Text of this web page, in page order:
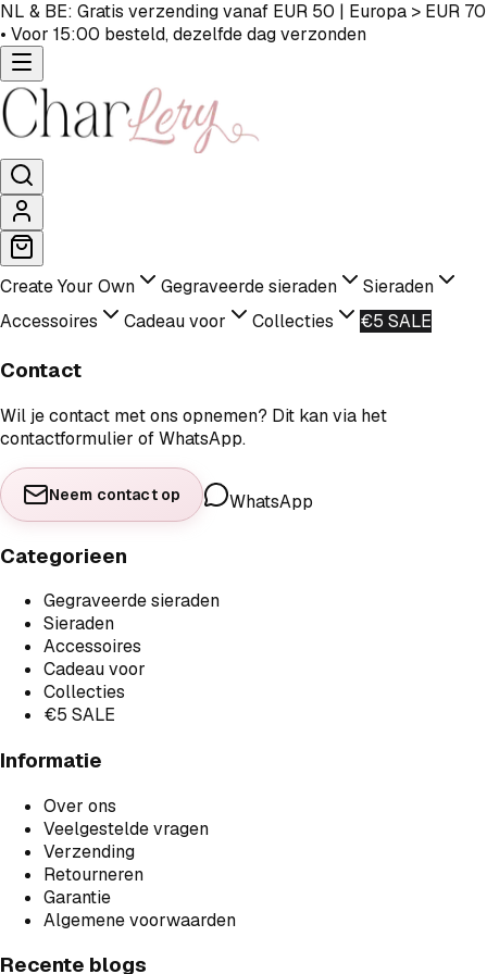
NL & BE: Gratis verzending vanaf EUR 50 | Europa > EUR 70
• Voor 15:00 besteld, dezelfde dag verzonden
Create Your Own Gegraveerde sieraden
Sieraden
Accessoires
Cadeau voor Collecties €5 SALE
Contact
Wil je contact met ons opnemen? Dit kan via het
contactformulier of WhatsApp.
Neem contact op WhatsApp
Categorieen
Gegraveerde sieraden
Sieraden
Accessoires
Cadeau voor
Collecties
€5 SALE
Informatie
Over ons
Veelgestelde vragen
Verzending
Retourneren
Garantie
Algemene voorwaarden
Recente blogs